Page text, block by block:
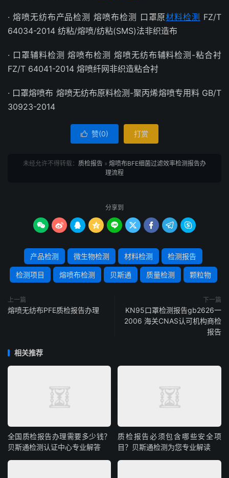
· 熔喷无纺布产品检测 熔喷布检测 口罩原材料检测 FZ/T
64034-2014 纺粘/熔喷/纺粘(SMS)法非织造布
· 口罩辅料检测 熔喷布检测 熔喷无纺布辅料检测-粘合衬
FZ/T 64041-2014 熔喷纤网非织造粘合衬
· 口罩熔喷布 熔喷无纺布原料检测-聚丙烯熔喷专用料 GB/T
30923-2014
 赞(0) 打赏
未经允许不得转载： 质检报告 » 熔喷布BFE细菌过滤效率检测报告办
理流程
分享到
        
产品检测 微生物检测 材料检测 检测报告
检测项目 熔喷布检测 贝斯通 质量检测 颗粒物
上一篇
熔喷无纺布PFE质检报告办理
下一篇
KN95口罩检测报告gb2626一
2006 海关CNAS认可机构商检
报告
相关推荐
全国质检报告办理需要多少钱？
贝斯通检测认证中心专业解答
质检报告必须包含哪些安全项
目？贝斯通检测为您专业解读